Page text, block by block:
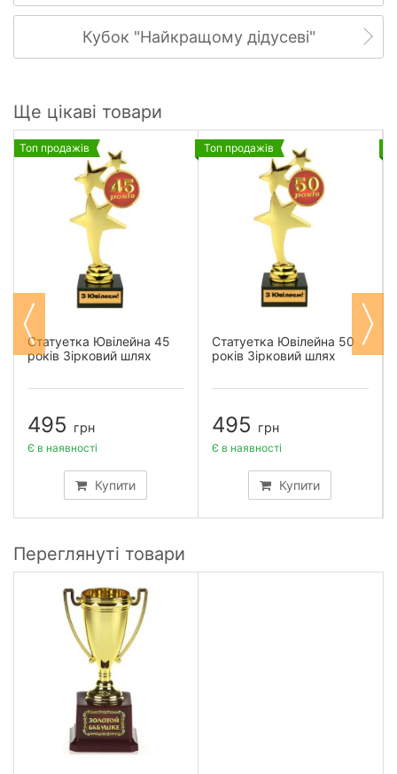
Кубок "Найкращому дідусеві"
Ще цікаві товари
Топ продажів
Статуетка Ювілейна 45
років Зірковий шлях
495 грн
Купити
Є в наявності
Топ продажів
Статуетка Ювілейна 50
років Зірковий шлях
495 грн
Купити
Є в наявності
Переглянуті товари